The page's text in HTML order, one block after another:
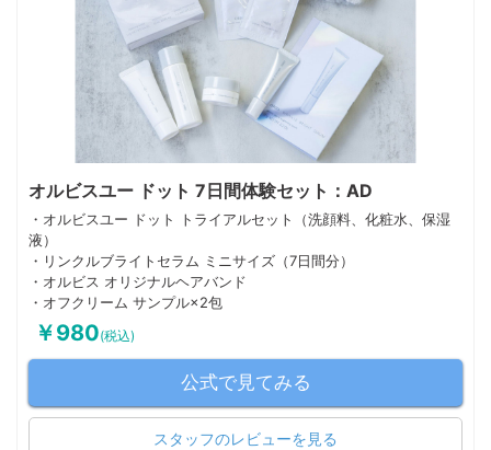
オルビスユー ドット 7日間体験セット：AD
・オルビスユー ドット トライアルセット（洗顔料、化粧水、保湿
液）
・リンクルブライトセラム ミニサイズ（7日間分）
・オルビス オリジナルヘアバンド
・オフクリーム サンプル×2包
￥980(税込)
公式で見てみる
スタッフのレビューを見る